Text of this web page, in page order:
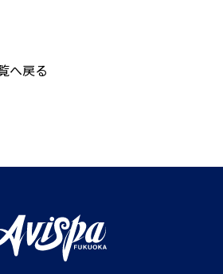
へ戻る